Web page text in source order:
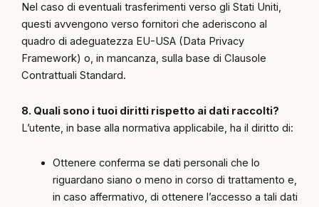
Nel caso di eventuali trasferimenti verso gli Stati Uniti,
questi avvengono verso fornitori che aderiscono al
quadro di adeguatezza EU-USA (Data Privacy
Framework) o, in mancanza, sulla base di Clausole
Contrattuali Standard.
8. Quali sono i tuoi diritti rispetto ai dati raccolti?
L’utente, in base alla normativa applicabile, ha il diritto di:
Ottenere conferma se dati personali che lo
riguardano siano o meno in corso di trattamento e,
in caso affermativo, di ottenere l’accesso a tali dati